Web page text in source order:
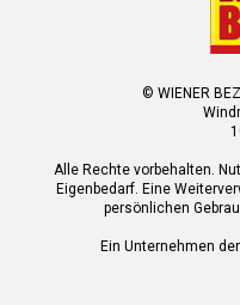
© WIENER
Alle Rechte vorbehalten.
Eigenbedarf. Eine
persönlichen
Ein Unternehmen der